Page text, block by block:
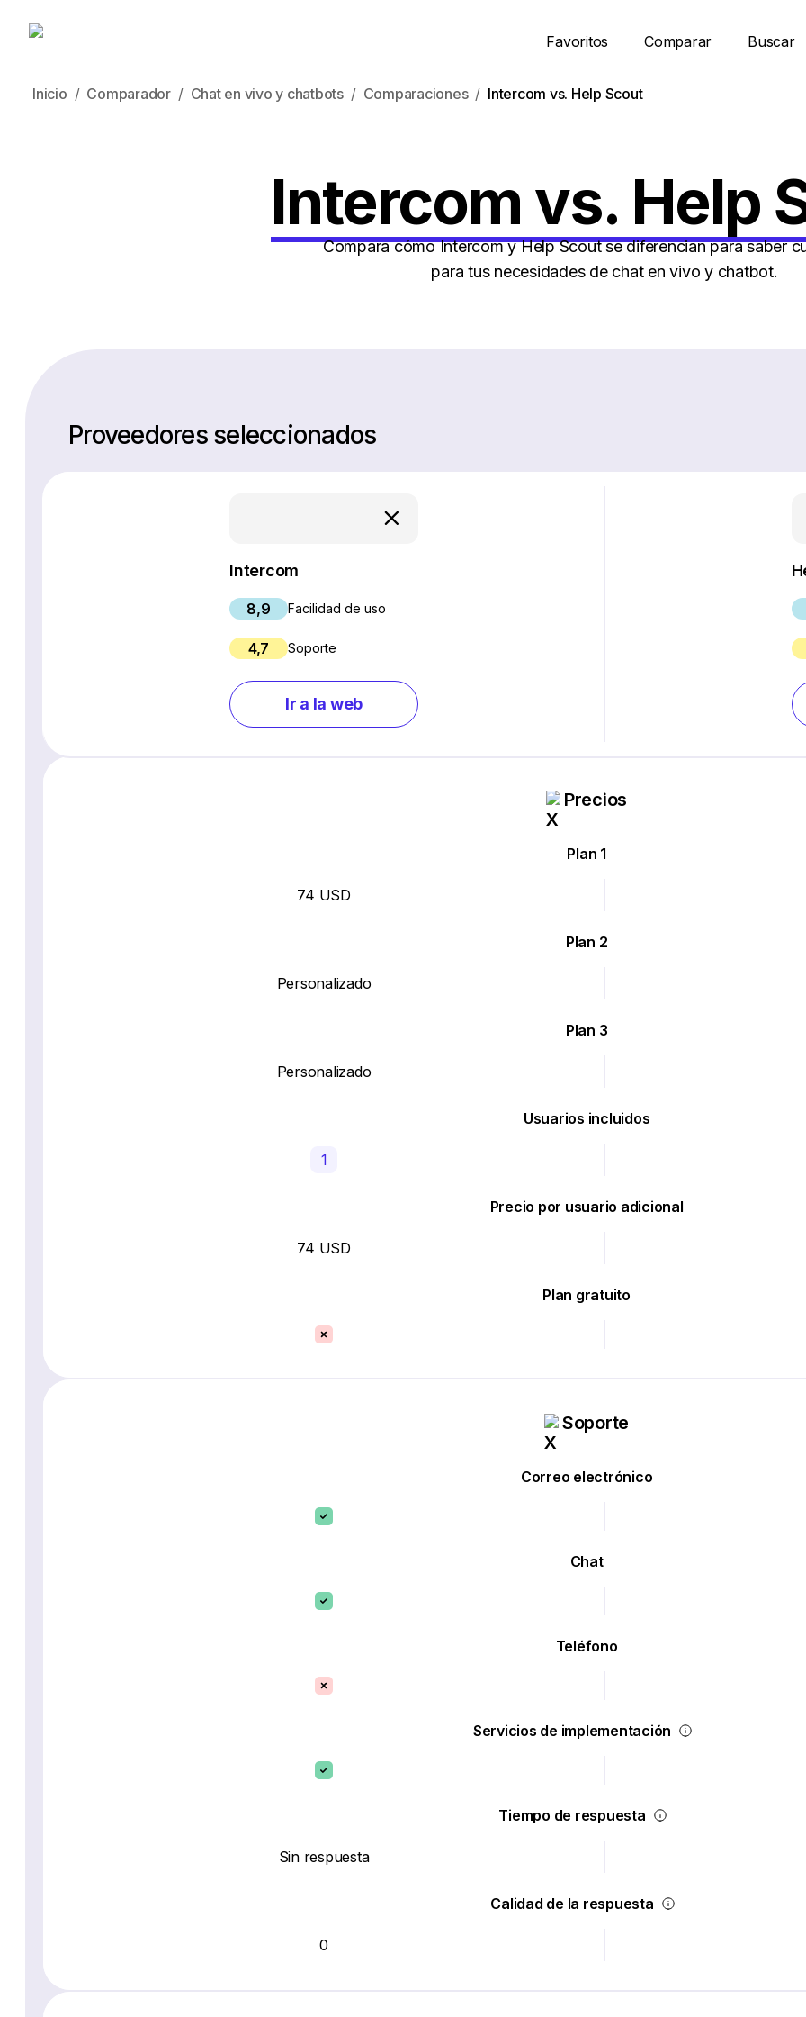
Favoritos Comparar Buscar
Inicio Comparador Chat en vivo y chatbots Comparaciones Intercom vs. Help Scout
Intercom vs. Help
Compara cómo Intercom y Help Scout se diferencian para saber
para tus necesidades de chat en vivo y chatbot.
Proveedores seleccionados
Intercom
8,9 Facilidad de uso
4,7 Soporte
Ir a la web
Precios
Plan 1
74 USD
Plan 2
Personalizado
Plan 3
Personalizado
Usuarios incluidos
1
Precio por usuario adicional
74 USD
Plan gratuito
Soporte
Correo electrónico
Chat
Teléfono
Servicios de implementación
Tiempo de respuesta
Sin respuesta
Calidad de la respuesta
0